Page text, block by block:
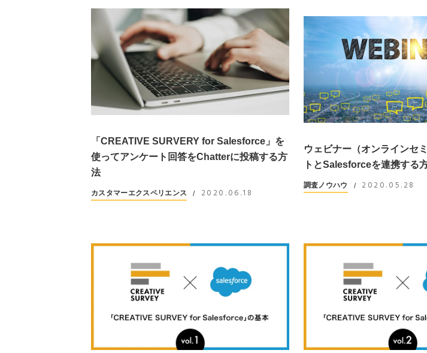
「CREATIVE SURVERY for Salesforce」を
使ってアンケート回答をChatterに投稿する方
法
カスタマーエクスペリエンス / 2020.06.18
ウェビナー（オンラインセ
トとSalesforceを連携する
調査ノウハウ / 2020.05.28